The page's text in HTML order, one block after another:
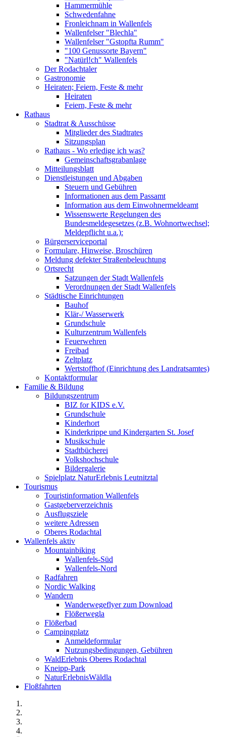
Hammermühle
Schwedenfahne
Fronleichnam in Wallenfels
Wallenfelser "Blechla"
Wallenfelser "Gstopfta Rumm"
"100 Genussorte Bayern"
"Natürl!ch" Wallenfels
Der Rodachtaler
Gastronomie
Heiraten; Feiern, Feste & mehr
Heiraten
Feiern, Feste & mehr
Rathaus
Stadtrat & Ausschüsse
Mitglieder des Stadtrates
Sitzungsplan
Rathaus - Wo erledige ich was?
Gemeinschaftsgrabanlage
Mitteilungsblatt
Dienstleistungen und Abgaben
Steuern und Gebühren
Informationen aus dem Passamt
Information aus dem Einwohnermeldeamt
Wissenswerte Regelungen des
Bundesmeldegesetzes (z.B. Wohnortwechsel;
Meldepflicht u.a.):
Bürgerserviceportal
Formulare, Hinweise, Broschüren
Meldung defekter Straßenbeleuchtung
Ortsrecht
Satzungen der Stadt Wallenfels
Verordnungen der Stadt Wallenfels
Städtische Einrichtungen
Bauhof
Klär-/ Wasserwerk
Grundschule
Kulturzentrum Wallenfels
Feuerwehren
Freibad
Zeltplatz
Wertstoffhof (Einrichtung des Landratsamtes)
Kontaktformular
Familie & Bildung
Bildungszentrum
BIZ for KIDS e.V.
Grundschule
Kinderhort
Kinderkrippe und Kindergarten St. Josef
Musikschule
Stadtbücherei
Volkshochschule
Bildergalerie
Spielplatz NaturErlebnis Leutnitztal
Tourismus
Touristinformation Wallenfels
Gastgeberverzeichnis
Ausflugsziele
weitere Adressen
Oberes Rodachtal
Wallenfels aktiv
Mountainbiking
Wallenfels-Süd
Wallenfels-Nord
Radfahren
Nordic Walking
Wandern
Wanderwegeflyer zum Download
Flößerwegla
Flößerbad
Campingplatz
Anmeldeformular
Nutzungsbedingungen, Gebühren
WaldErlebnis Oberes Rodachtal
Kneipp-Park
NaturErlebnisWäldla
Floßfahrten